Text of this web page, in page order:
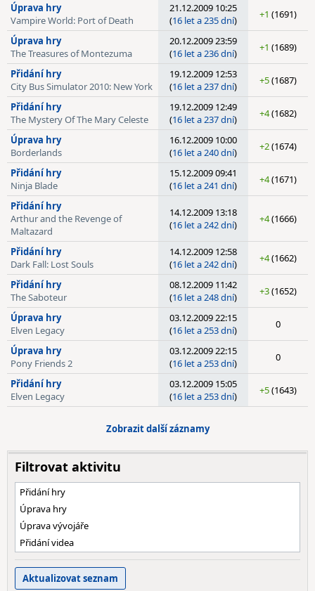
Úprava hry
Vampire World: Port of Death
21.12.2009 10:25
(16 let a 235 dní) +1 (1691)
Úprava hry
The Treasures of Montezuma
20.12.2009 23:59
(16 let a 236 dní) +1 (1689)
Přidání hry
City Bus Simulator 2010: New York
19.12.2009 12:53
(16 let a 237 dní) +5(1687)
Přidání hry
The Mystery Of The Mary Celeste
19.12.2009 12:49
(16 let a 237 dní) +4(1682)
Úprava hry
Borderlands
16.12.2009 10:00
(16 let a 240 dní) +2(1674)
Přidání hry
Ninja Blade
15.12.2009 09:41
(16 let a 241 dní) +4(1671)
Přidání hry
Arthur and the Revenge of
Maltazard
14.12.2009 13:18
(16 let a 242 dní) +4(1666)
Přidání hry
Dark Fall: Lost Souls
14.12.2009 12:58
(16 let a 242 dní) +4(1662)
Přidání hry
The Saboteur
08.12.2009 11:42
(16 let a 248 dní) +3(1652)
Úprava hry
Elven Legacy
03.12.2009 22:15
(16 let a 253 dní) 0
Úprava hry
Pony Friends 2
03.12.2009 22:15
(16 let a 253 dní) 0
Přidání hry
Elven Legacy
03.12.2009 15:05
(16 let a 253 dní) +5(1643)
Zobrazit další záznamy
Filtrovat aktivitu
Přidání hry
Úprava hry
Úprava vývojáře
Přidání videa